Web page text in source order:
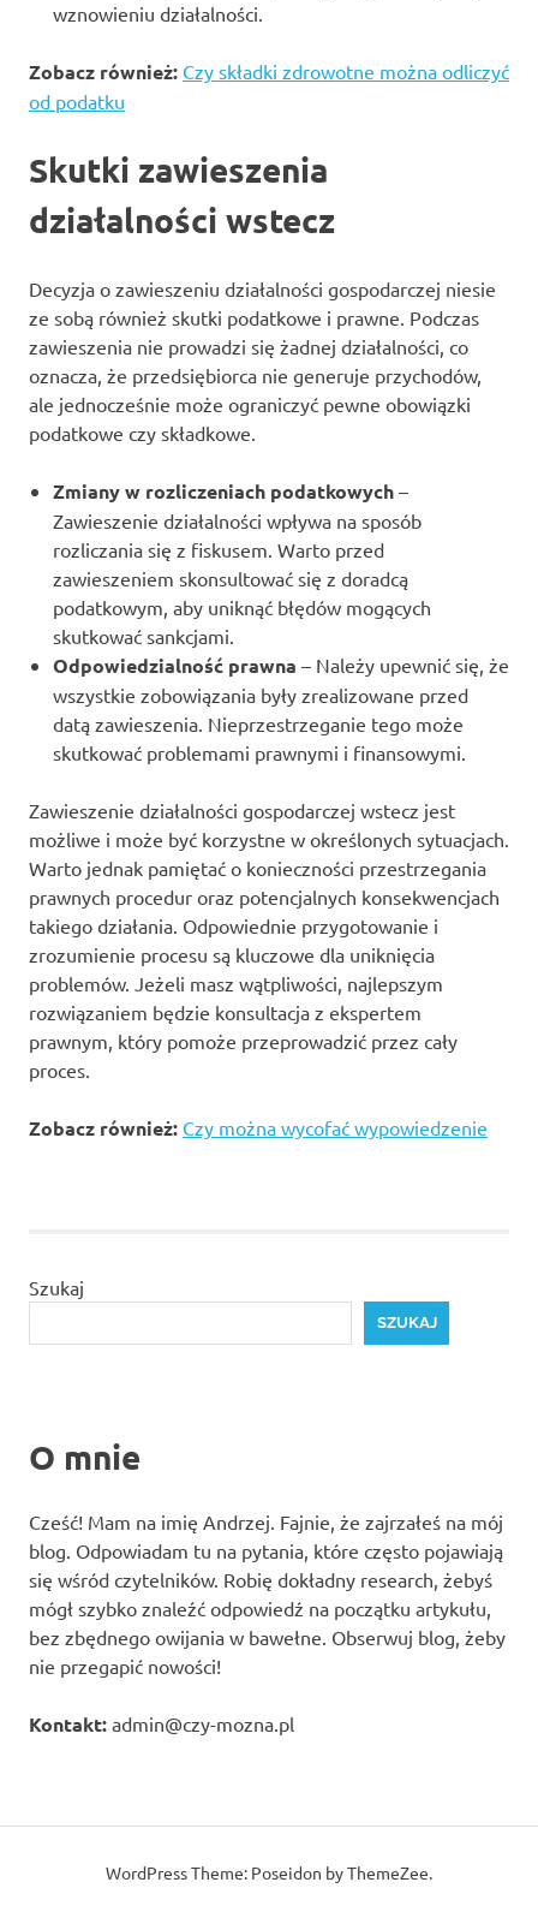
wznowieniu działalności.
Zobacz również: Czy składki zdrowotne można odliczyć
od podatku
Skutki zawieszenia
działalności wstecz
Decyzja o zawieszeniu działalności gospodarczej niesie
ze sobą również skutki podatkowe i prawne. Podczas
zawieszenia nie prowadzi się żadnej działalności, co
oznacza, że przedsiębiorca nie generuje przychodów,
ale jednocześnie może ograniczyć pewne obowiązki
podatkowe czy składkowe.
Zmiany w rozliczeniach podatkowych –
Zawieszenie działalności wpływa na sposób
rozliczania się z fiskusem. Warto przed
zawieszeniem skonsultować się z doradcą
podatkowym, aby uniknąć błędów mogących
skutkować sankcjami.
Odpowiedzialność prawna – Należy upewnić się, że
wszystkie zobowiązania były zrealizowane przed
datą zawieszenia. Nieprzestrzeganie tego może
skutkować problemami prawnymi i finansowymi.
Zawieszenie działalności gospodarczej wstecz jest
możliwe i może być korzystne w określonych sytuacjach.
Warto jednak pamiętać o konieczności przestrzegania
prawnych procedur oraz potencjalnych konsekwencjach
takiego działania. Odpowiednie przygotowanie i
zrozumienie procesu są kluczowe dla uniknięcia
problemów. Jeżeli masz wątpliwości, najlepszym
rozwiązaniem będzie konsultacja z ekspertem
prawnym, który pomoże przeprowadzić przez cały
proces.
Zobacz również: Czy można wycofać wypowiedzenie
Szukaj
SZUKAJ
O mnie
Cześć! Mam na imię Andrzej. Fajnie, że zajrzałeś na mój
blog. Odpowiadam tu na pytania, które często pojawiają
się wśród czytelników. Robię dokładny research, żebyś
mógł szybko znaleźć odpowiedź na początku artykułu,
bez zbędnego owijania w bawełne. Obserwuj blog, żeby
nie przegapić nowości!
Kontakt: admin@czy-mozna.pl
WordPress Theme: Poseidon by ThemeZee.